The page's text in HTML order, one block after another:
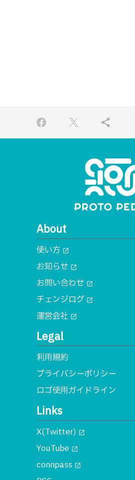
share
About
使い方 open_in_new
お知らせ open_in_new
お問い合わせ open_in_new
チェンジログ open_in_new
運営会社 open_in_new
Legal
利用規約
プライバシーポリシー
ロゴ使用ガイドライン
Links
X(Twitter) open_in_new
YouTube open_in_new
connpass open_in_new